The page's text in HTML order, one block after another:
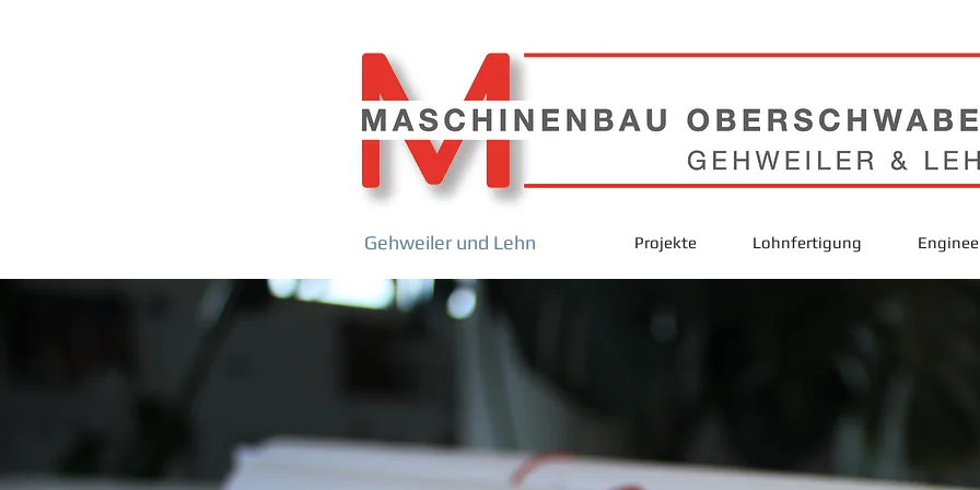
Gehweiler und Lehn Projekte Lohnfertigung